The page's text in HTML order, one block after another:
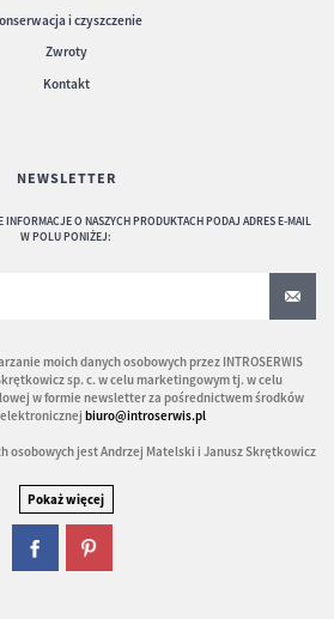
i czyszczenie
Zwroty
Kontakt
NEWSLETTER
INFORMACJE O NASZYCH PRODUKTACH PODAJ ADRES E-MAIL
W POLU PONIŻEJ:
moich danych osobowych przez INTROSERWIS
sp. c. w celu marketingowym tj. w celu
w formie newsletter za pośrednictwem środków
biuro@introserwis.pl
osobowych jest Andrzej Matelski i Janusz Skrętkowicz